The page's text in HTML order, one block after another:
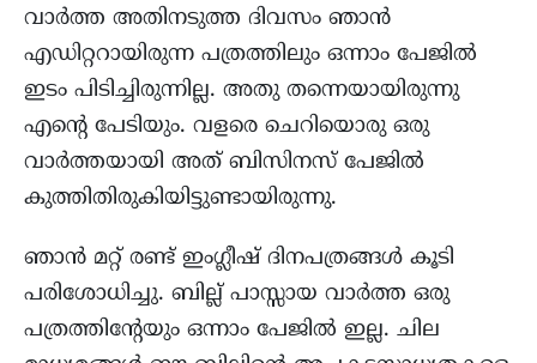
വാർത്ത അതിനടുത്ത ദിവസം ഞാന്‍
എഡിറ്ററായിരുന്ന പത്രത്തിലും ഒന്നാം പേജിൽ
ഇടം പിടിച്ചിരുന്നില്ല. അതു തന്നെയായിരുന്നു
എന്‍റെ പേടിയും. വളരെ ചെറിയൊരു ഒരു
വാർത്തയായി അത് ബിസിനസ്‌ പേജിൽ
കുത്തിതിരുകിയിട്ടുണ്ടായിരുന്നു.
ഞാൻ മറ്റ് രണ്ട് ഇംഗ്ലീഷ് ദിനപത്രങ്ങൾ കൂടി
പരിശോധിച്ചു. ബില്ല് പാസ്സായ വാർത്ത ഒരു
പത്രത്തിന്‍റേയും ഒന്നാം പേജിൽ ഇല്ല. ചില